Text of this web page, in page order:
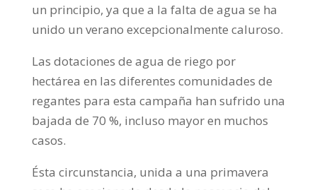
un principio, ya que a la falta de agua se ha
unido un verano excepcionalmente caluroso.
Las dotaciones de agua de riego por
hectárea en las diferentes comunidades de
regantes para esta campaña han sufrido una
bajada de 70 %, incluso mayor en muchos
casos.
Ésta circunstancia, unida a una primavera